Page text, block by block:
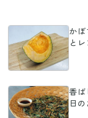
か
と
香
日